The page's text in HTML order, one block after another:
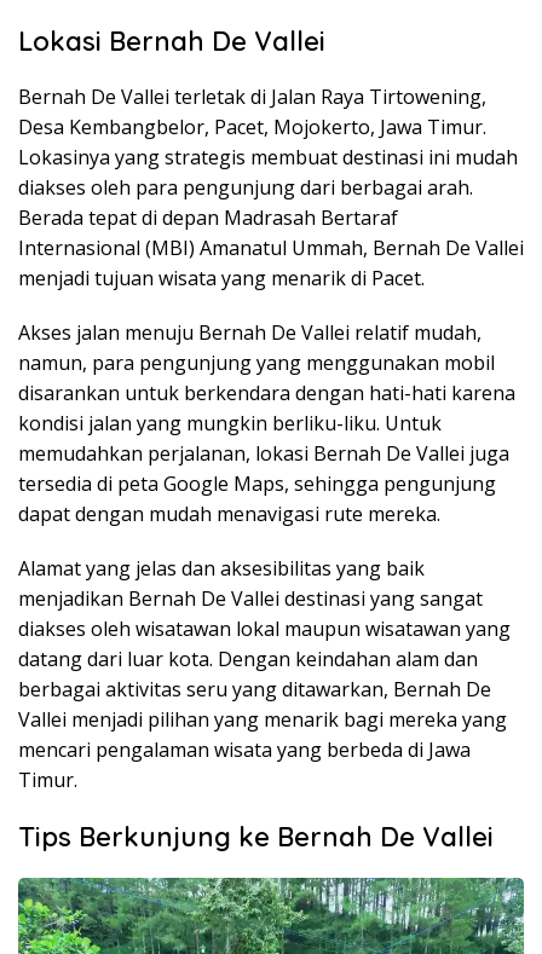
Lokasi Bernah De Vallei
Bernah De Vallei terletak di Jalan Raya Tirtowening,
Desa Kembangbelor, Pacet, Mojokerto, Jawa Timur.
Lokasinya yang strategis membuat destinasi ini mudah
diakses oleh para pengunjung dari berbagai arah.
Berada tepat di depan Madrasah Bertaraf
Internasional (MBI) Amanatul Ummah, Bernah De Vallei
menjadi tujuan wisata yang menarik di Pacet.
Akses jalan menuju Bernah De Vallei relatif mudah,
namun, para pengunjung yang menggunakan mobil
disarankan untuk berkendara dengan hati-hati karena
kondisi jalan yang mungkin berliku-liku. Untuk
memudahkan perjalanan, lokasi Bernah De Vallei juga
tersedia di peta Google Maps, sehingga pengunjung
dapat dengan mudah menavigasi rute mereka.
Alamat yang jelas dan aksesibilitas yang baik
menjadikan Bernah De Vallei destinasi yang sangat
diakses oleh wisatawan lokal maupun wisatawan yang
datang dari luar kota. Dengan keindahan alam dan
berbagai aktivitas seru yang ditawarkan, Bernah De
Vallei menjadi pilihan yang menarik bagi mereka yang
mencari pengalaman wisata yang berbeda di Jawa
Timur.
Tips Berkunjung ke Bernah De Vallei